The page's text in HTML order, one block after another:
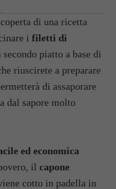
di una ricetta
i filetti di
secondo piatto a base di
riuscirete a preparare
di assaporare
dal sapore molto
ed economica
il capone
cotto in padella in